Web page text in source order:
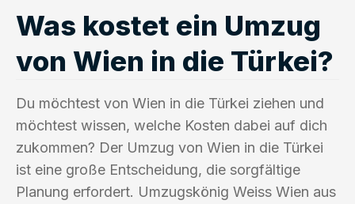
Was kostet ein Umzug
von Wien in die Türkei?
Du möchtest von Wien in die Türkei ziehen und
möchtest wissen, welche Kosten dabei auf dich
zukommen? Der Umzug von Wien in die Türkei
ist eine große Entscheidung, die sorgfältige
Planung erfordert. Umzugskönig Weiss Wien aus